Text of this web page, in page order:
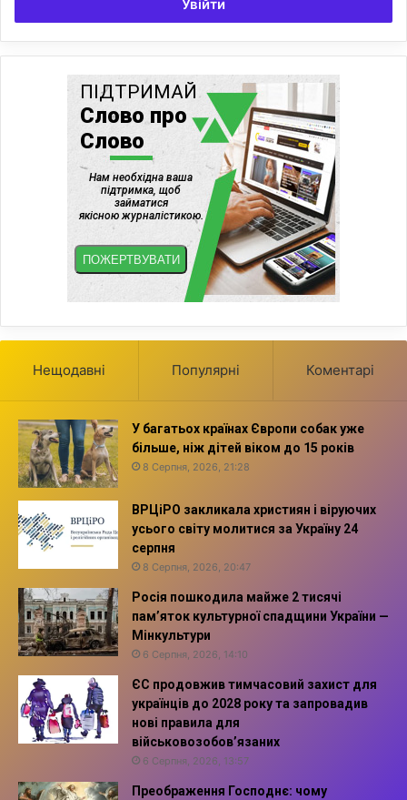
Увійти
Нещодавні Популярні Коментарі
У багатьох країнах Європи собак уже
більше, ніж дітей віком до 15 років
8 Серпня, 2026, 21:28
ВРЦіРО закликала християн і віруючих
усього світу молитися за Україну 24
серпня
8 Серпня, 2026, 20:47
Росія пошкодила майже 2 тисячі
пам’яток культурної спадщини України —
Мінкультури
6 Серпня, 2026, 14:10
ЄС продовжив тимчасовий захист для
українців до 2028 року та запровадив
нові правила для
військовозобов’язаних
6 Серпня, 2026, 13:57
Преображення Господнє: чому